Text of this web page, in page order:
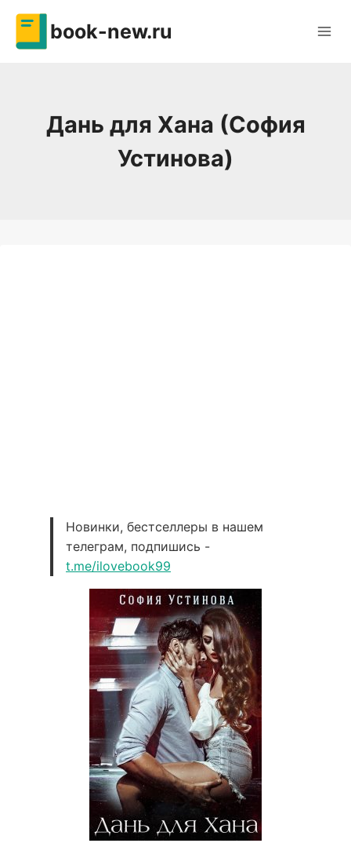
Перейти
содержимому
book-new.ru
Дань для Хана (София
Устинова)
Новинки, бестселлеры в нашем
телеграм, подпишись -
t.me/ilovebook99